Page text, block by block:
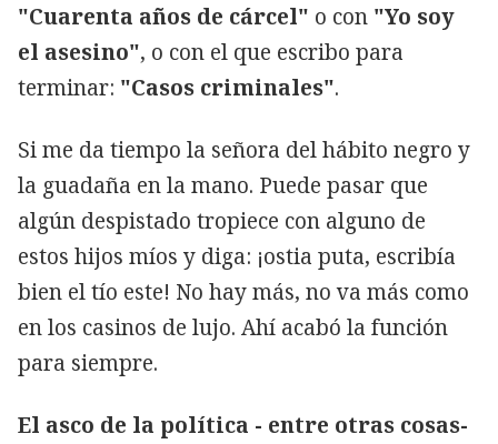
"Cuarenta años de cárcel" o con "Yo soy
el asesino", o con el que escribo para
terminar: "Casos criminales".
Si me da tiempo la señora del hábito negro y
la guadaña en la mano. Puede pasar que
algún despistado tropiece con alguno de
estos hijos míos y diga: ¡ostia puta, escribía
bien el tío este! No hay más, no va más como
en los casinos de lujo. Ahí acabó la función
para siempre.
El asco de la política - entre otras cosas-